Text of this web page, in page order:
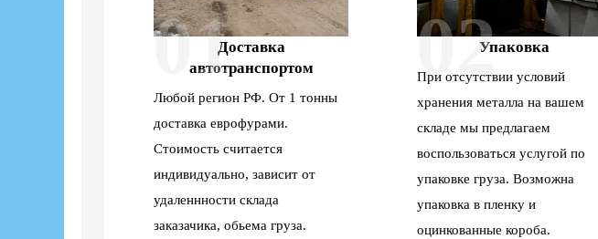
01Доставка
автотранспортом
Любой регион РФ. От 1 тонны
доставка еврофурами.
Стоимость считается
индивидуально, зависит от
удаленнности склада
заказачика, обьема груза.
02Упаковка
При отсутствии условий
хранения металла на вашем
складе мы предлагаем
воспользоваться услугой по
упаковке груза. Возможна
упаковка в пленку и
оцинкованные короба.